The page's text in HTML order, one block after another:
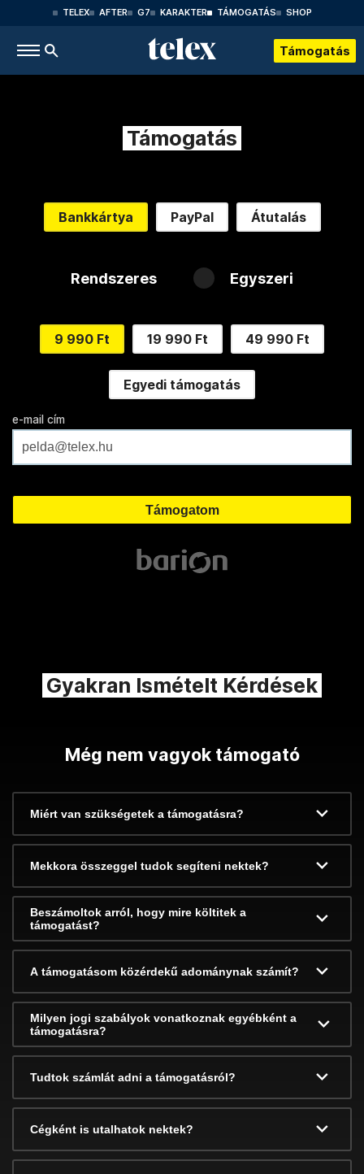
TELEX AFTER G7 KARAKTER TÁMOGATÁS SHOP
Támogatás
Támogatás
Bankkártya PayPal Átutalás
Rendszeres Egyszeri
9 990 Ft 19 990 Ft 49 990 Ft
Egyedi támogatás
e-mail cím
Gyakran Ismételt Kérdések
Még nem vagyok támogató
Miért van szükségetek a támogatásra?
Mekkora összeggel tudok segíteni nektek?
Beszámoltok arról, hogy mire költitek a
támogatást?
A támogatásom közérdekű adománynak számít?
Milyen jogi szabályok vonatkoznak egyébként a
támogatásra?
Tudtok számlát adni a támogatásról?
Cégként is utalhatok nektek?